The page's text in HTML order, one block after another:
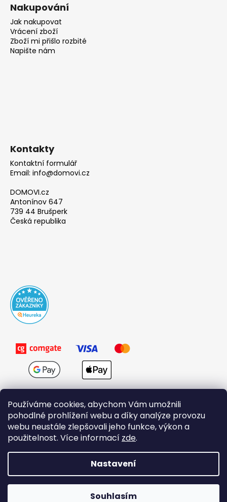
Používáme cookies, abychom Vám umožnili
pohodlné prohlížení webu a díky analýze provozu
webu neustále zlepšovali jeho funkce, výkon a
použitelnost. Více informací zde.
Nastavení
Souhlasím
Nakupování
Jak nakupovat
Vrácení zboží
Zboží mi přišlo rozbité
Napište nám
Kontakty
Kontaktní formulář
Email: info@domovi.cz
DOMOVI.cz
Antonínov 647
739 44 Brušperk
Česká republika
Domovi.cz. Všechna práva vyhrazena.